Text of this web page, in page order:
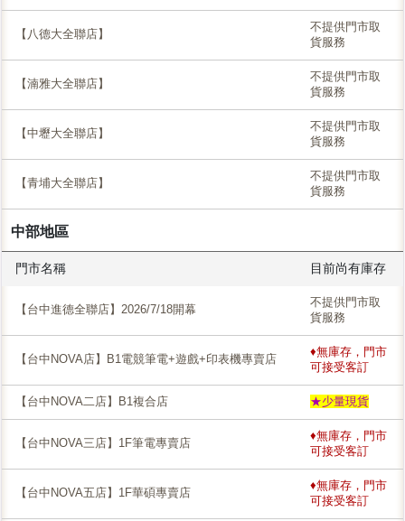
【八德大全聯店】
不提供門市取
貨服務
【湳雅大全聯店】
不提供門市取
貨服務
【中壢大全聯店】
不提供門市取
貨服務
【青埔大全聯店】
不提供門市取
貨服務
中部地區
門市名稱 目前尚有庫存
【台中進德全聯店】2026/7/18開幕
不提供門市取
貨服務
【台中NOVA店】B1電競筆電+遊戲+印表機專賣店
♦無庫存，門市
可接受客訂
【台中NOVA二店】B1複合店 ★少量現貨
【台中NOVA三店】1F筆電專賣店
♦無庫存，門市
可接受客訂
【台中NOVA五店】1F華碩專賣店
♦無庫存，門市
可接受客訂